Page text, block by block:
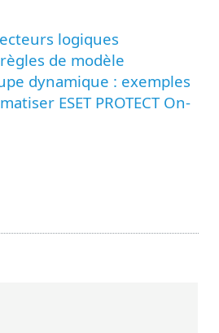
logiques
de modèle
dynamique : exemples
ESET PROTECT On-